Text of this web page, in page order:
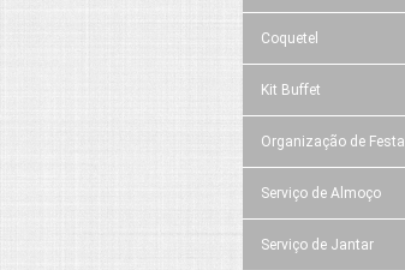
Coquetel
Kit Buffet
Organização de Festa
Serviço de Almoço
Serviço de Jantar